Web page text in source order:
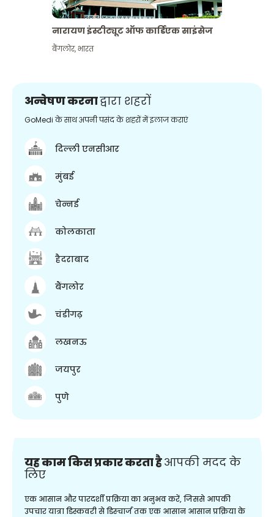
नारायण इंस्टीट्यूट ऑफ कार्डिएक साइंसेज
बैंगलोर,भारत
अन्वेषण करनाद्वारा शहरों
GoMedi के साथ अपनी पसंद के शहरों में इलाज कराएं
दिल्ली एनसीआर
मुंबई
चेन्नई
कोलकाता
हैदराबाद
बैंगलोर
चंडीगढ़
लखनऊ
जयपुर
पुणे
यह काम किस प्रकार करता हैआपकी मदद के
लिए
एक आसान और पारदर्शी प्रक्रिया का अनुभव करें, जिससे आपकी
उपचार यात्रा डिस्कवरी से डिस्चार्ज तक एक आसान आसान प्रक्रिया के